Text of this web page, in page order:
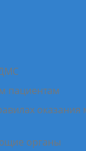
пациентам
оказания
органы